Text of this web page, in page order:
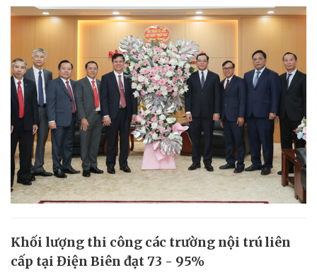
Khối lượng thi công các trường nội trú liên
cấp tại Điện Biên đạt 73 - 95%